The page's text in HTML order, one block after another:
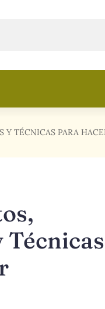
Y TÉCNICAS PARA
Técnicas